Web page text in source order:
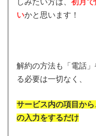
しみたい方は、初月
いかと思います！
解約の方法も「電話
る必要は一切なく、
サービス内の項目か
の入力をするだけ